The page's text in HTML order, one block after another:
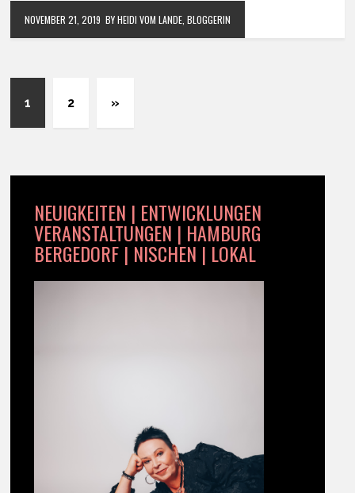
NOVEMBER 21, 2019 BY HEIDI VOM LANDE, BLOGGERIN
1 2 »
NEUIGKEITEN | ENTWICKLUNGEN
VERANSTALTUNGEN | HAMBURG
BERGEDORF | NISCHEN | LOKAL